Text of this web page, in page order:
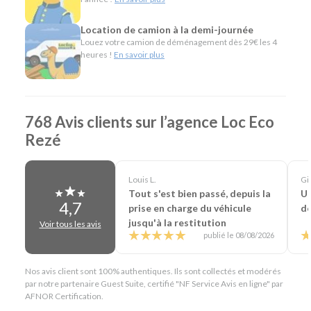
Minibus pour voyager en groupe.
Utilitaires de toutes capacités pour les
déménagements, les travaux ou le transport de
matériel.
Véhicules spécifiques, comme les camions
aux besoins des professionnels.
L'esprit Loc Eco
Depuis plus de 40 ans, Loc Eco propose une location de
véhicules simple, économique et accessible. À Rezé, cette
philosophie s'exprime à travers une offre particulièrement
complète, des services pratiques comme la livraison de
véhicule, le départ 24h/24 sur demande, la location en aller
simple ou encore notre service de prise en charge des
voyageurs à l'aéroport de Nantes. Notre objectif est de
vous proposer le véhicule adapté à chacun de vos projets,
qu'ils soient personnels ou professionnels.
Location de camion à la demi-journée
Louez votre camion de déménagement dès 29€ les 4
heures ! En savoir plus
768 Avis clients sur l’agence Loc Eco
Rezé
4,7
Voir tous les avis
Louis L.
Tout s'est bien passé, depuis la
prise en charge du véhicule
jusqu'à la restitution
publié le 08/08/2026
Nos avis client sont 100% authentiques. Ils sont collectés et modérés
par notre partenaire Guest Suite, certifié "NF Service Avis en ligne" par
AFNOR Certification.